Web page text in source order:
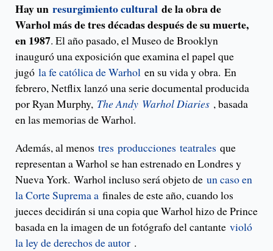
Hay un resurgimiento cultural de la obra de
Warhol más de tres décadas después de su muerte,
en 1987. El año pasado, el Museo de Brooklyn
inauguró una exposición que examina el papel que
jugó la fe católica de Warhol en su vida y obra. En
febrero, Netflix lanzó una serie documental producida
por Ryan Murphy, The Andy Warhol Diaries , basada
en las memorias de Warhol.
Además, al menos tres producciones teatrales que
representan a Warhol se han estrenado en Londres y
Nueva York. Warhol incluso será objeto de un caso en
la Corte Suprema a finales de este año, cuando los
jueces decidirán si una copia que Warhol hizo de Prince
basada en la imagen de un fotógrafo del cantante violó
la ley de derechos de autor .